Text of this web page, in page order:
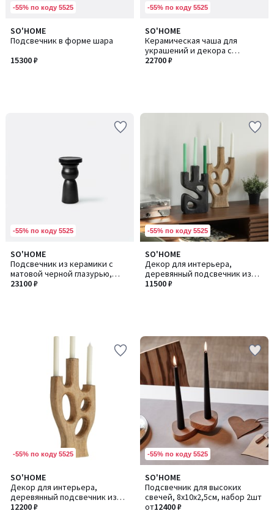
-55% по коду 5525
SO'HOME
Подсвечник в форме шара
15300 ₽
-55% по коду 5525
SO'HOME
Керамическая чаша для
украшений и декора с
графичной росписью
22700 ₽
-55% по коду 5525
SO'HOME
Подсвечник из керамики с
матовой черной глазурью,
ручная работа
23100 ₽
-55% по коду 5525
SO'HOME
Декор для интерьера,
деревянный подсвечник из
манго
11500 ₽
-55% по коду 5525
SO'HOME
Декор для интерьера,
деревянный подсвечник из
манго
12200 ₽
-55% по коду 5525
SO'HOME
Подсвечник для высоких
свечей, 8х10х2,5см, набор 2шт
от12400 ₽
Количество
цветов:
5